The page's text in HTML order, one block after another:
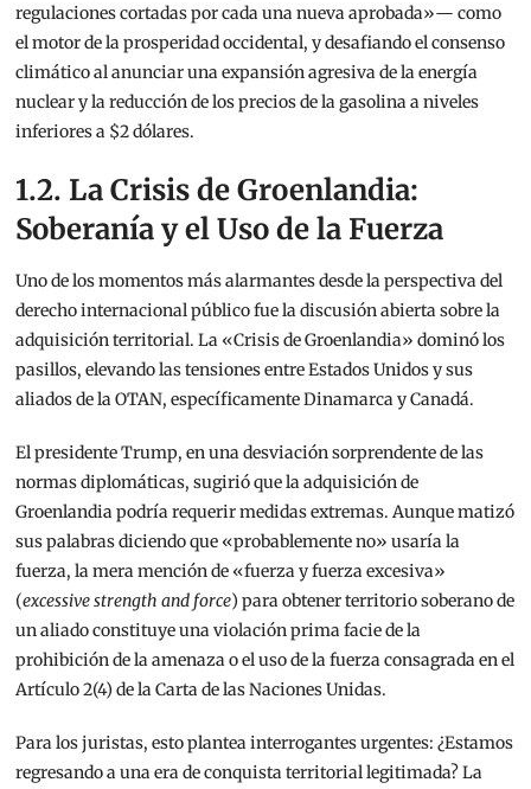
regulaciones cortadas por cada una nueva aprobada»— como
el motor de la prosperidad occidental, y desafiando el consenso
climático al anunciar una expansión agresiva de la energía
nuclear y la reducción de los precios de la gasolina a niveles
inferiores a $2 dólares.
1.2. La Crisis de Groenlandia:
Soberanía y el Uso de la Fuerza
Uno de los momentos más alarmantes desde la perspectiva del
derecho internacional público fue la discusión abierta sobre la
adquisición territorial. La «Crisis de Groenlandia» dominó los
pasillos, elevando las tensiones entre Estados Unidos y sus
aliados de la OTAN, específicamente Dinamarca y Canadá.
El presidente Trump, en una desviación sorprendente de las
normas diplomáticas, sugirió que la adquisición de
Groenlandia podría requerir medidas extremas. Aunque matizó
sus palabras diciendo que «probablemente no» usaría la
fuerza, la mera mención de «fuerza y fuerza excesiva»
(excessive strength and force) para obtener territorio soberano de
un aliadoconstituye una violación prima facie de la
prohibición de la amenaza o el uso de la fuerza consagrada en el
Artículo 2(4) de la Carta de las Naciones Unidas.
Para los juristas, esto plantea interrogantes urgentes: ¿Estamos
regresando a una era de conquista territorial legitimada? La